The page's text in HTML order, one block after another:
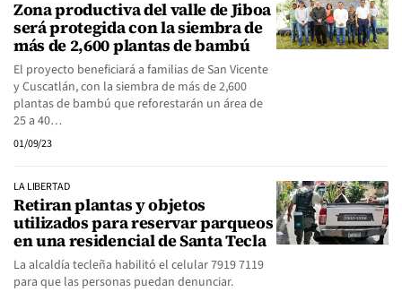
Zona productiva del valle de Jiboa
será protegida con la siembra de
más de 2,600 plantas de bambú
El proyecto beneficiará a familias de San Vicente
y Cuscatlán, con la siembra de más de 2,600
plantas de bambú que reforestarán un área de
25 a 40…
01/09/23
LA LIBERTAD
Retiran plantas y objetos
utilizados para reservar parqueos
en una residencial de Santa Tecla
La alcaldía tecleña habilitó el celular 7919 7119
para que las personas puedan denunciar.